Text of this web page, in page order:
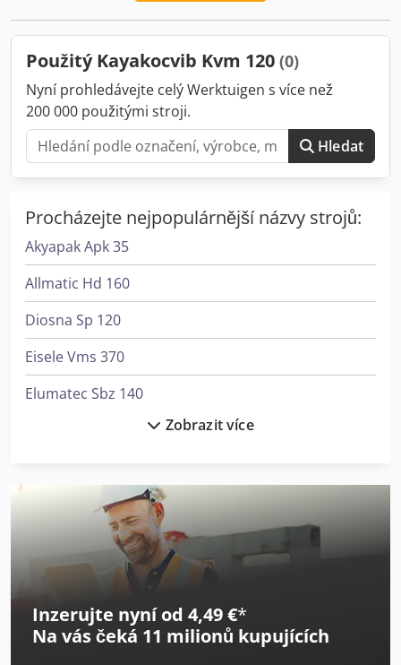
Použitý Kayakocvib Kvm 120 (0)
Nyní prohledávejte celý Werktuigen s více než
200 000 použitými stroji.
Hledat
Procházejte nejpopulárnější názvy strojů:
Akyapak Apk 35
Allmatic Hd 160
Diosna Sp 120
Eisele Vms 370
Elumatec Sbz 140
Emag Vtc 250
Hurco Vm 10 I
Hurco Vm 10 I Plus
Iveco Eurocargo 120
Kami Dkm 250L
Zobrazit více
Inzerujte nyní od 4,49 €*
Na vás čeká 11 milionů kupujících